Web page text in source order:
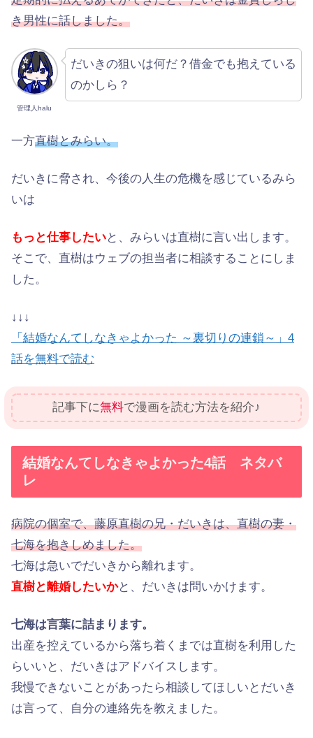
き男性に話しました。
管理人halu
だいきの狙いは何だ？借金でも抱えている
のかしら？
一方直樹とみらい。
だいきに脅され、今後の人生の危機を感じているみら
いは
もっと仕事したいと、みらいは直樹に言い出します。
そこで、直樹はウェブの担当者に相談することにしま
した。
↓↓↓
「結婚なんてしなきゃよかった ～裏切りの連鎖～」4
話を無料で読む
記事下に無料で漫画を読む方法を紹介♪
結婚なんてしなきゃよかった4話 ネタバ
レ
病院の個室で、藤原直樹の兄・だいきは、直樹の妻・
七海を抱きしめました。
七海は急いでだいきから離れます。
直樹と離婚したいかと、だいきは問いかけます。
七海は言葉に詰まります。
出産を控えているから落ち着くまでは直樹を利用した
らいいと、だいきはアドバイスします。
我慢できないことがあったら相談してほしいとだいき
は言って、自分の連絡先を教えました。